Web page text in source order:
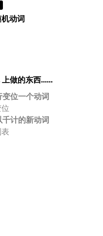
动词
做的东西......
位一个动词
计的新动词